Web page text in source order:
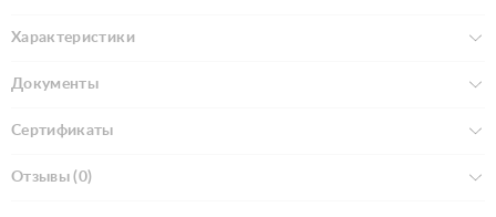
Характеристики
Документы
Сертификаты
Отзывы (0)